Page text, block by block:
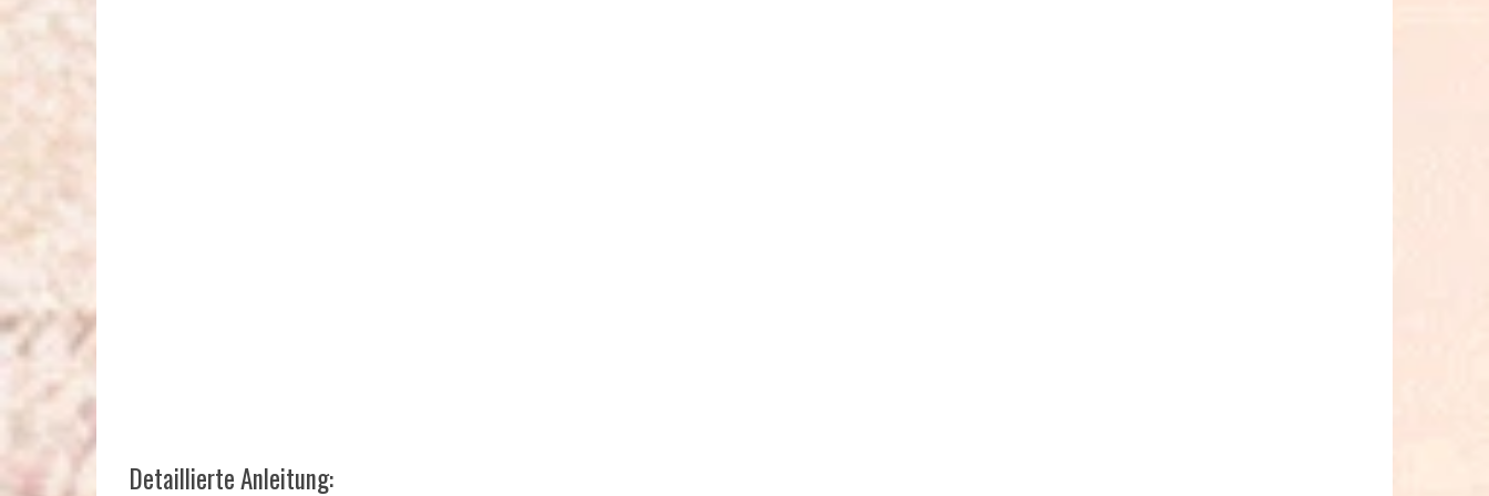
Detaillierte Anleitung: